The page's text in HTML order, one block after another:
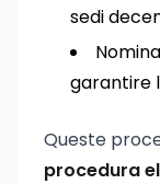
sedi
garantire
Queste
procedura